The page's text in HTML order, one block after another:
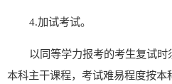
4.加试考试。
以 同等学力报考的考生复试时
本科主干课程，考试难易程度按